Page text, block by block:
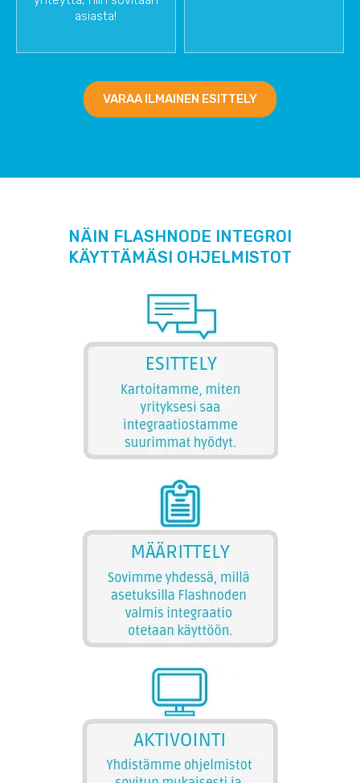
asiasta!
VARAA ILMAINEN ESITTELY
NÄIN FLASHNODE INTEGROI
KÄYTTÄMÄSI OHJELMISTOT